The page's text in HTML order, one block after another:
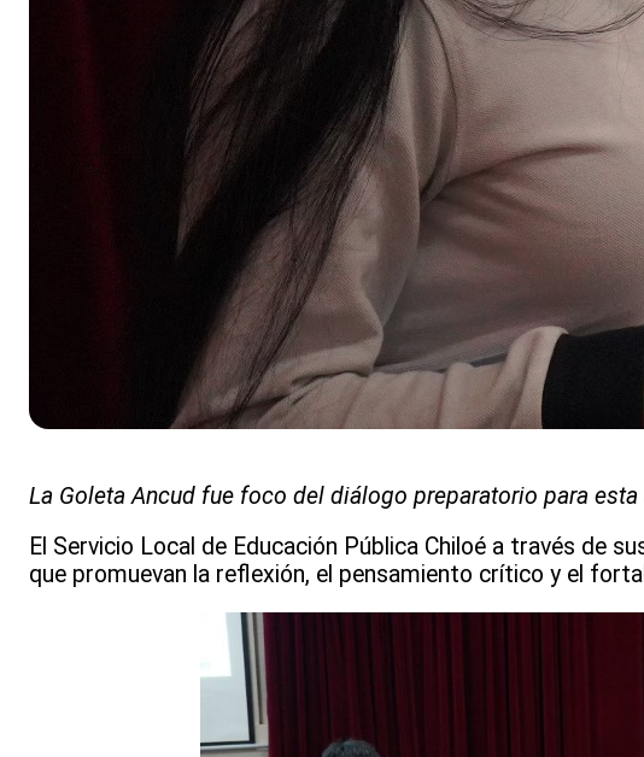
La Goleta Ancud fue foco del diálogo preparatorio para
El Servicio Local de Educación Pública Chiloé a través de
que promuevan la reflexión, el pensamiento crítico y el